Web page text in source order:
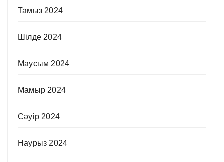
Тамыз 2024
Шілде 2024
Маусым 2024
Мамыр 2024
Сәуір 2024
Наурыз 2024